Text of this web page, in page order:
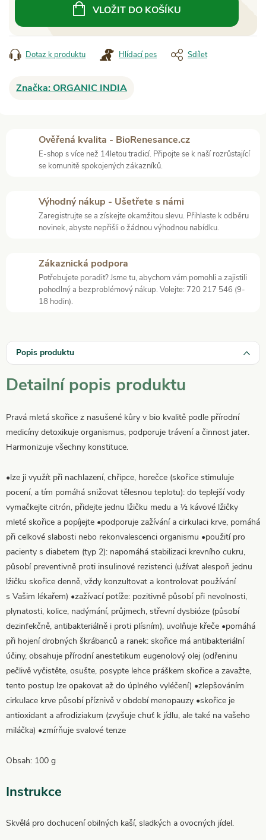
VLOŽIT DO KOŠÍKU
Dotaz k produktu Hlídací pes Sdílet
Značka:ORGANIC INDIA
Ověřená kvalita - BioRenesance.cz
E-shop s více než 14letou tradicí. Připojte se k naší rozrůstající
se komunitě spokojených zákazníků.
Výhodný nákup - Ušetřete s námi
Zaregistrujte se a získejte okamžitou slevu. Přihlaste k odběru
novinek, abyste nepřišli o žádnou výhodnou nabídku.
Zákaznická podpora
Potřebujete poradit? Jsme tu, abychom vám pomohli a zajistili
pohodlný a bezproblémový nákup. Volejte: 720 217 546 (9-
18 hodin).
Popis produktu
Detailní popis produktu
Pravá mletá skořice z nasušené kůry v bio kvalitě podle přírodní
medicíny detoxikuje organismus, podporuje trávení a činnost jater.
Harmonizuje všechny konstituce.
•lze ji využít při nachlazení, chřipce, horečce (skořice stimuluje
pocení, a tím pomáhá snižovat tělesnou teplotu): do teplejší vody
vymačkejte citrón, přidejte jednu lžičku medu a ½ kávové lžičky
mleté skořice a popíjejte •podporuje zažívání a cirkulaci krve, pomáhá
při celkové slabosti nebo rekonvalescenci organismu •použití pro
pacienty s diabetem (typ 2): napomáhá stabilizaci krevního cukru,
působí preventivně proti insulinové rezistenci (užívat alespoň jednu
lžičku skořice denně, vždy konzultovat a kontrolovat používání
s Vašim lékařem) •zažívací potíže: pozitivně působí při nevolnosti,
plynatosti, kolice, nadýmání, průjmech, střevní dysbióze (působí
dezinfekčně, antibakteriálně i proti plísním), uvolňuje křeče •pomáhá
při hojení drobných škrábanců a ranek: skořice má antibakteriální
účiny, obsahuje přírodní anestetikum eugenolový olej (odřeninu
pečlivě vyčistěte, osušte, posypte lehce práškem skořice a zavažte,
tento postup lze opakovat až do úplného vyléčení) •zlepšováním
cirkulace krve působí příznivě v období menopauzy •skořice je
antioxidant a afrodiziakum (zvyšuje chuť k jídlu, ale také na vašeho
miláčka) •zmírňuje svalové tenze
Obsah: 100 g
Instrukce
Skvělá pro dochucení obilných kaší, sladkých a ovocných jídel.